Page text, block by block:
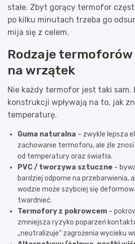
stałe. Zbyt gorący termofor
po kilku minutach trzeba go
mija się z celem.
Rodzaje
na wrzątek
Nie każdy termofor jest taki sam.
konstrukcji wpływają na to, jak
temperaturę.
Guma naturalna – zwykle lepsza
zachowanie termoforu, ale źle
od temperatury oraz światła.
PVC / tworzywa sztuczne –
bardziej odporne na przebarwienia,
wodzie może szybciej się
twardnieć.
Termofory z pokrowcem –
zmniejsza ryzyko poparzeń
„neutralizuje” zagrożenia wycieku